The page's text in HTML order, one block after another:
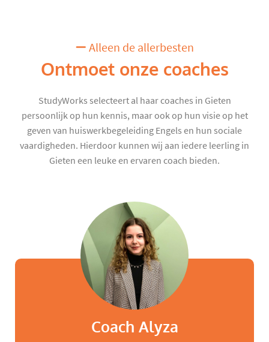
Alleen de allerbesten
Ontmoet onze coaches
StudyWorks selecteert al haar coaches in Gieten
persoonlijk op hun kennis, maar ook op hun visie op het
geven van huiswerkbegeleiding Engels en hun sociale
vaardigheden. Hierdoor kunnen wij aan iedere leerling in
Gieten een leuke en ervaren coach bieden.
Coach Alyza